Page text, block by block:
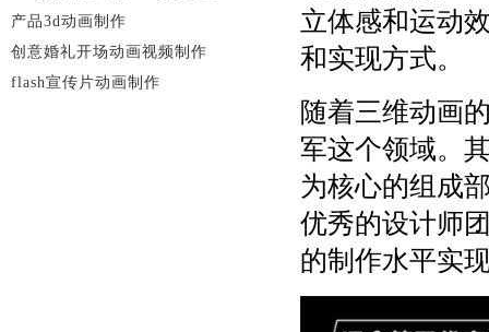
立体感和运动
和实现方式。
随着三维动画
军这个领域。
为核心的组成
优秀的设计师
的制作水平实
产品3d动画制作
创意婚礼开场动画视频制作
flash宣传片动画制作